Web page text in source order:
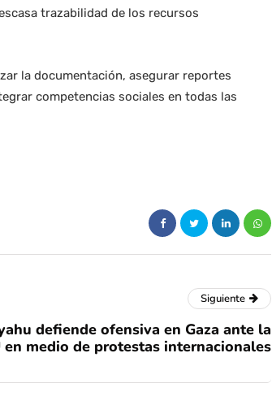
trazabilidad de los recursos
la documentación, asegurar reportes
competencias sociales en todas las
Siguiente
defiende ofensiva en Gaza ante la
en medio de protestas internacionales